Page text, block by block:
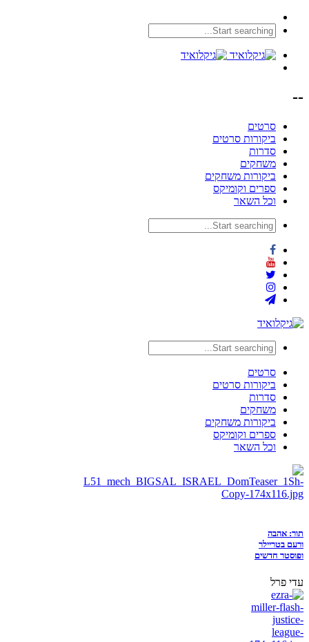
--
סרטים
ביקורות סרטים
סדרות
משחקים
ביקורות משחקים
ספרים וקומיקס
וכל השאר
סרטים
ביקורות סרטים
סדרות
משחקים
ביקורות משחקים
ספרים וקומיקס
וכל השאר
תור: אהבה
ורעם בטריילר
ופוסטר חדשים
עדי פרל